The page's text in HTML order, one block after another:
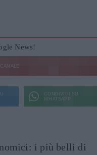
News!
CONDIVIDI SU
WHATSAPP
i più belli di